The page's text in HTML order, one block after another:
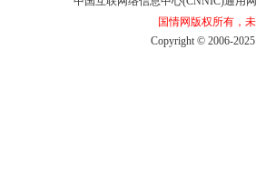
国情网版权所有，
Copyright©2006-